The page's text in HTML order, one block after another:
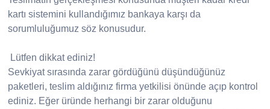
kartı sistemini kullandığımız bankaya karşı da
sorumluluğumuz söz konusudur.
Lütfen dikkat ediniz!
Sevkiyat sırasında zarar gördüğünü düşündüğünüz
paketleri, teslim aldığınız firma yetkilisi önünde açıp kontrol
ediniz. Eğer üründe herhangi bir zarar olduğunu